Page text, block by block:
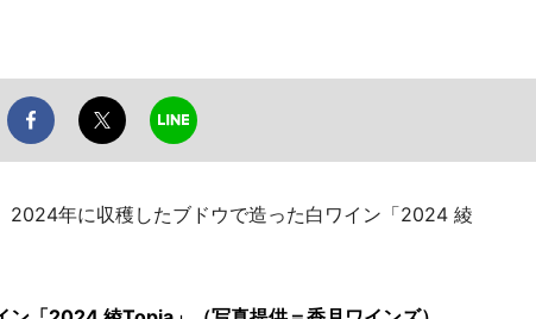
2024年に収穫したブドウで造った白ワイン「2024 綾